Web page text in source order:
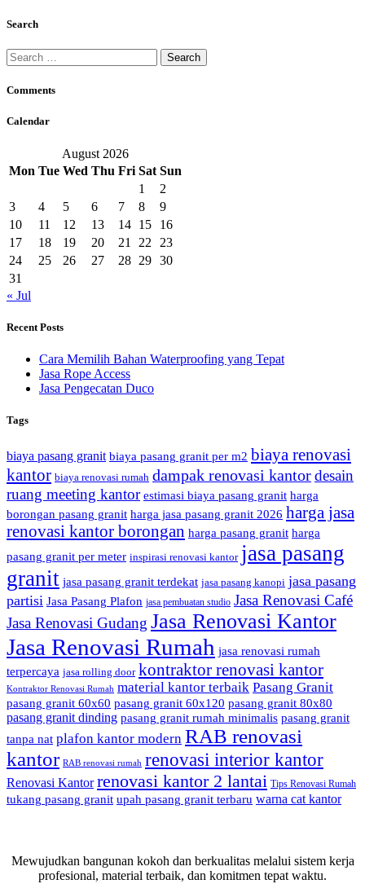
Search
Search
for:
Comments
Calendar
August 2026
Mon Tue Wed Thu Fri Sat Sun
1
2
3
4 5 6 7 8
9
10
11 12 13 14 15
16
17
18 19 20 21 22
23
24
25 26 27 28 29 30
31
« Jul
Recent Posts
Cara Memilih Bahan Waterproofing yang Tepat
Jasa Rope Access
Jasa Pengecatan Duco
Tags
biaya pasang granit biaya pasang granit per m2 biaya renovasi
kantor biaya renovasi rumah dampak renovasi kantordesain
ruang meeting kantor estimasi biaya pasang granit harga
borongan pasang granit harga jasa pasang granit 2026 harga jasa
renovasi kantor borongan harga pasang granit harga
pasang granit per meter inspirasi renovasi kantor jasa pasang
granit jasa pasang granit terdekat jasa pasang kanopi jasa pasang
partisi Jasa Pasang Plafon jasa pembuatan studio Jasa Renovasi Café
Jasa Renovasi Gudang Jasa Renovasi Kantor
Jasa Renovasi Rumah jasa renovasi rumah
terpercaya jasa rolling door kontraktor renovasi kantor
Kontraktor Renovasi Rumah material kantor terbaik Pasang Granit
pasang granit 60x60 pasang granit 60x120 pasang granit 80x80
pasang granit dinding pasang granit rumah minimalis pasang granit
tanpa nat plafon kantor modern RAB renovasi
kantor RAB renovasi rumah renovasi interior kantor
Renovasi Kantor renovasi kantor 2 lantai Tips Renovasi Rumah
tukang pasang granit upah pasang granit terbaru warna cat kantor
Mewujudkan bangunan kokoh dan berkualitas melalui sistem kerja
profesional, material terbaik, dan komitmen tepat waktu.